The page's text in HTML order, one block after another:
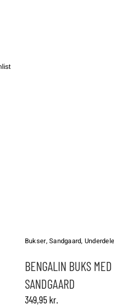
varianter.
Mulighederne
vælges
Bukser,Sandgaard, Underdele
BENGALIN BUKS
SANDGAARD
349,95 kr.